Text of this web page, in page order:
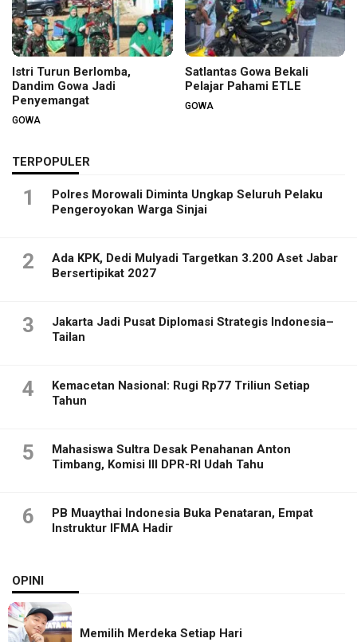
Istri Turun Berlomba,
Dandim Gowa Jadi
Penyemangat
GOWA
Satlantas Gowa Bekali
Pelajar Pahami ETLE
GOWA
TERPOPULER
1
Polres Morowali Diminta Ungkap Seluruh Pelaku
Pengeroyokan Warga Sinjai
2
Ada KPK, Dedi Mulyadi Targetkan 3.200 Aset Jabar
Bersertipikat 2027
3
Jakarta Jadi Pusat Diplomasi Strategis Indonesia–
Tailan
4
Kemacetan Nasional: Rugi Rp77 Triliun Setiap
Tahun
5
Mahasiswa Sultra Desak Penahanan Anton
Timbang, Komisi III DPR-RI Udah Tahu
6
PB Muaythai Indonesia Buka Penataran, Empat
Instruktur IFMA Hadir
OPINI
Memilih Merdeka Setiap Hari